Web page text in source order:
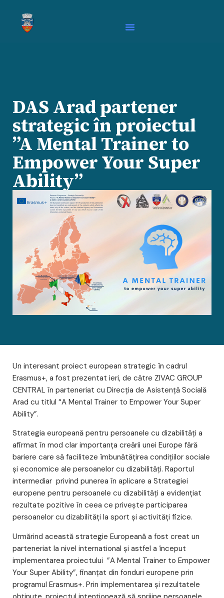
DAS Arad partener
strategic în proiectul
”A Mental Trainer to
Empower Your Super
Ability”
Un interesant proiect european strategic în cadrul
Erasmus+, a fost prezentat ieri, de către ZIVAC GROUP
CENTRAL în parteneriat cu Direcția de Asistență Socială
Arad cu titlul “A Mental Trainer to Empower Your Super
Ability”.
Strategia europeană pentru persoanele cu dizabilități a
afirmat în mod clar importanța creării unei Europe fără
bariere care să faciliteze îmbunătățirea condițiilor sociale
și economice ale persoanelor cu dizabilități. Raportul
intermediar privind punerea în aplicare a Strategiei
europene pentru persoanele cu dizabilități a evidențiat
rezultate pozitive în ceea ce privește participarea
persoanelor cu dizabilități la sport și activități fizice.
Urmărind această strategie Europeană a fost creat un
parteneriat la nivel international și astfel a început
implementarea proiectului ”A Mental Trainer to Empower
Your Super Ability”, finanțat din fonduri europene prin
programul Erasmus+. Prin implementarea și rezultatele